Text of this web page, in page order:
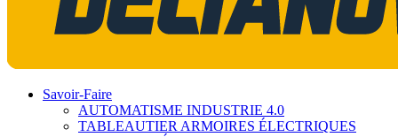
Savoir-Faire
AUTOMATISME INDUSTRIE 4.0
TABLEAUTIER ARMOIRES ÉLECTRIQUES